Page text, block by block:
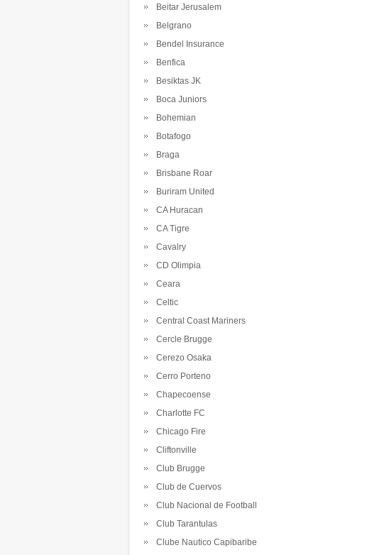
Beitar Jerusalem
Belgrano
Bendel Insurance
Benfica
Besiktas JK
Boca Juniors
Bohemian
Botafogo
Braga
Brisbane Roar
Buriram United
CA Huracan
CA Tigre
Cavalry
CD Olimpia
Ceara
Celtic
Central Coast Mariners
Cercle Brugge
Cerezo Osaka
Cerro Porteno
Chapecoense
Charlotte FC
Chicago Fire
Cliftonville
Club Brugge
Club de Cuervos
Club Nacional de Football
Club Tarantulas
Clube Nautico Capibaribe